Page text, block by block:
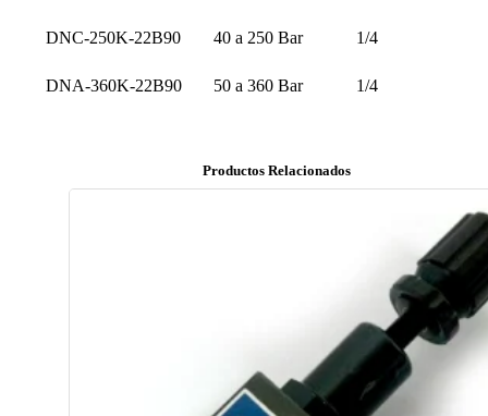
DNC-250K-22B90 40 a 250 Bar 1/4
DNA-360K-22B90 50 a 360 Bar 1/4
Productos Relacionados